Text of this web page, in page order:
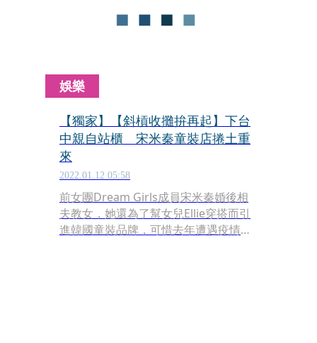
娛樂
【獨家】【斜槓收攤拚再起】下台
中親自站櫃 宋米秦童裝店捲土重
來
2022.01.12 05:58
前女團Dream Girls成員宋米秦婚後相
夫教女，她還為了幫女兒Ellie穿搭而引
進韓國童裝品牌，可惜去年遭遇疫情打